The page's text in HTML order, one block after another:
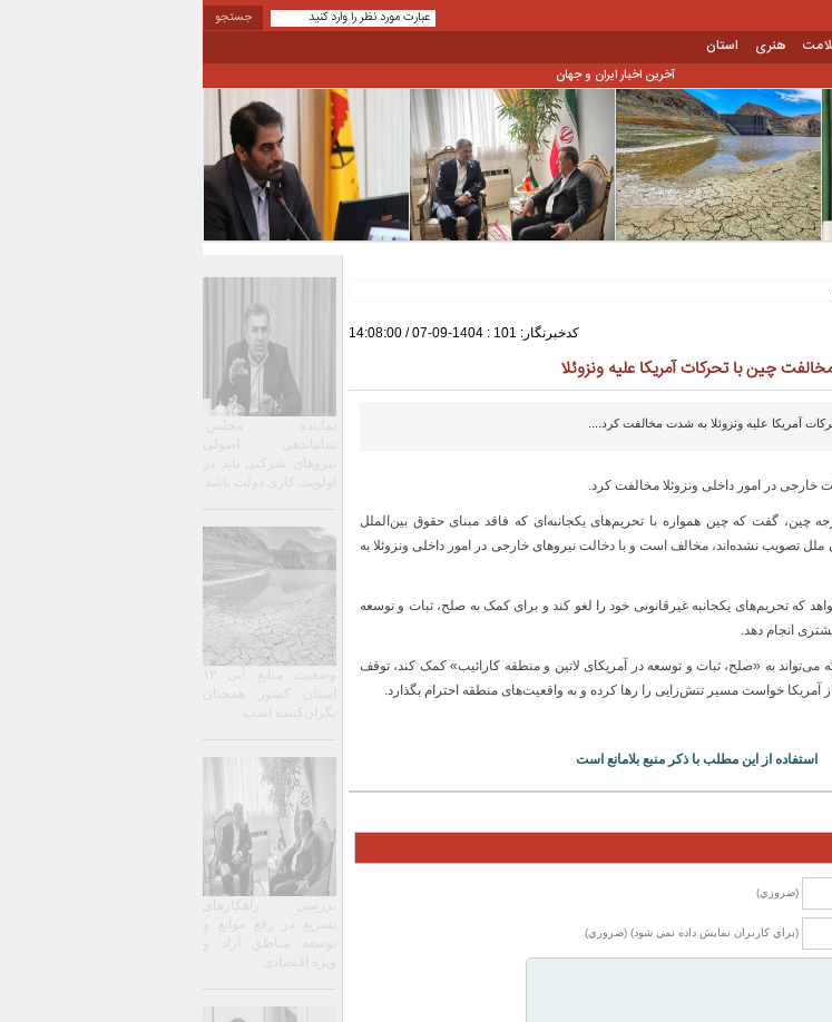
هنری استان
آخرین اخبار ایران و جهان
نماینده مجلس:
ساماندهی اصولی
نیروهای شرکتی باید در
اولویت کاری دولت باشد
وضعیت منابع آبی ۱۲
استان کشور همچنان
نگران‌کننده است
بررسی راهکارهای
تسریع در رفع موانع و
توسعه مناطق آزاد و
ویژه اقتصادی
کدخبرنگار: 101 : 1404-09-07 / 14:08:00
چین با تحرکات آمریکا علیه ونزوئلا
آمریکا علیه ونزوئلا به شدت مخالفت کرد....
خارجی در امور داخلی ونزوئلا مخالفت کرد.
چین، گفت که چین همواره با تحریم‌های یکجانبه‌ای که فاقد مبنای حقوق بین‌الملل
تصویب نشده‌اند، مخالف است و با دخالت نیروهای خارجی در امور داخلی ونزوئلا به
که تحریم‌های یکجانبه غیرقانونی خود را لغو کند و برای کمک به صلح، ثبات و توسعه
انجام دهد.
می‌تواند به «صلح، ثبات و توسعه در آمریکای لاتین و منطقه کارائیب» کمک کند، توقف
آمریکا خواست مسیر تنش‌زایی را رها کرده و به واقعیت‌های منطقه احترام بگذارد.
استفاده از این مطلب با ذکر منبع بلامانع است
(ضروري)
(براي كاربران نمايش داده نمي شود) (ضروري)